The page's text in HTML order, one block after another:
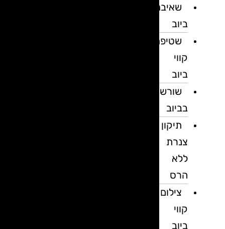
שאיבת
ביוב
שטיפת
קווי
ביוב
שורשים
בביוב
תיקון
צנרת
ללא
הרס
צילום
קווי
ביוב